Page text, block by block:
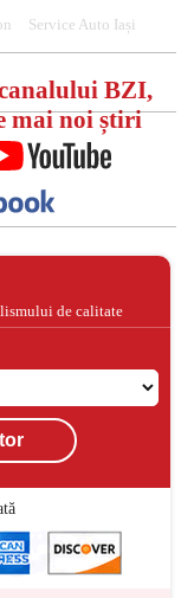
Service Auto Iași
BZI,
mai noi știri
de calitate